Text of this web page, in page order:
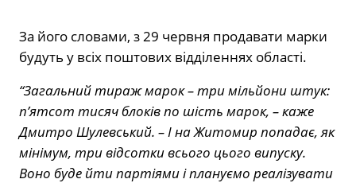
За його словами, з 29 червня продавати марки
будуть у всіх поштових відділеннях області.
“Загальний тираж марок – три мільйони штук:
п’ятсот тисяч блоків по шість марок, – каже
Дмитро Шулевський. – І на Житомир попадає, як
мінімум, три відсотки всього цього випуску.
Воно буде йти партіями і плануємо реалізувати